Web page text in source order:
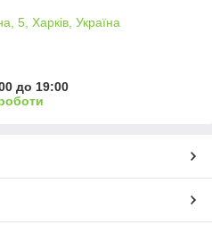
5, Харків, Україна
до 19:00